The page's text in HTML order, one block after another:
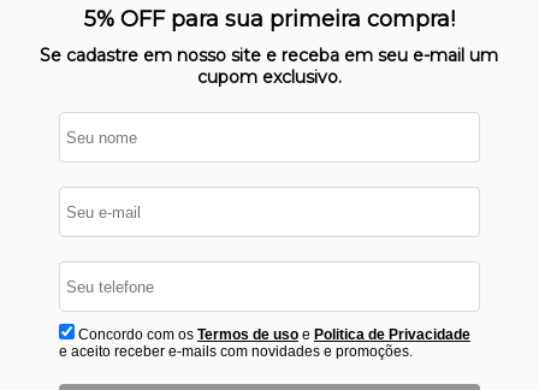
Nosso site opera em ambiente
protegido
5% OFF para sua primeira compra!
Se cadastre em nosso site e receba em seu e-mail um
cupom exclusivo.
Concordo com os Termos de usoe Politica de Privacidade
e aceito receber e-mails com novidades e promoções.